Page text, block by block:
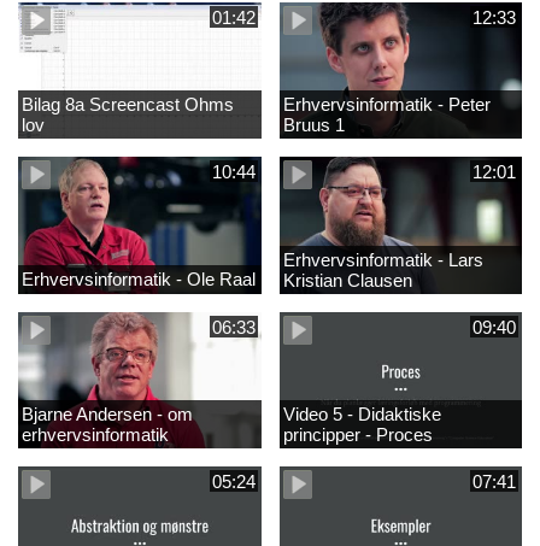
01:42
Bilag 8a Screencast Ohms
lov
12:33
Erhvervsinformatik - Peter
Bruus 1
10:44
Erhvervsinformatik - Ole Raal
12:01
Erhvervsinformatik - Lars
Kristian Clausen
06:33
Bjarne Andersen - om
erhvervsinformatik
09:40
Video 5 - Didaktiske
principper - Proces
05:24 07:41